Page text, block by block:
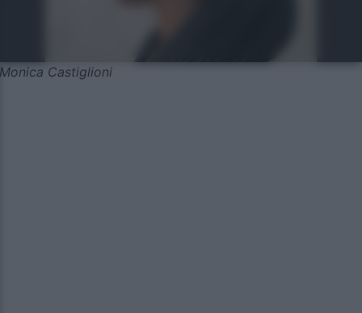
Monica Castiglioni